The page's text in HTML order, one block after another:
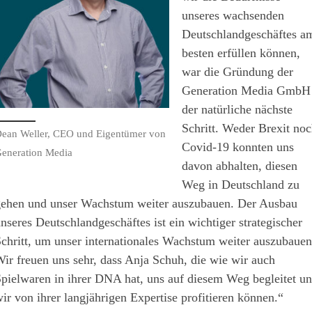
Weller, CEO und Eigentümer von
Media
unseres wachsenden
Deutschlandgeschäftes
besten erfüllen können,
war die Gründung der
Generation Media GmbH
der natürliche nächste
Schritt. Weder Brexit
Covid-19 konnten uns
davon abhalten, diesen
Weg in Deutschland zu
und unser Wachstum weiter auszubauen. Der Ausbau
Deutschlandgeschäftes ist ein wichtiger strategischer
um unser internationales Wachstum weiter
freuen uns sehr, dass Anja Schuh, die wie wir auch
in ihrer DNA hat, uns auf diesem Weg begleitet
von ihrer langjährigen Expertise profitieren können.“